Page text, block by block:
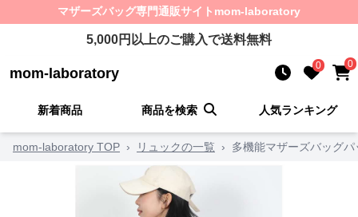
マザーズバッグ専門通販サイト mom-laboratory
5,000円以上のご購入で送料無料
mom-laboratory 0 0
新着商品 商品を検索 人気ランキング
mom-laboratory TOP › リュックの一覧 › 多機能マザーズバッグパ